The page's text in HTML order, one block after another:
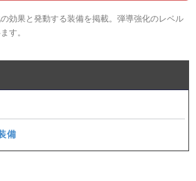
効果と発動する装備を掲載。弾導強化のレベル
す。
備